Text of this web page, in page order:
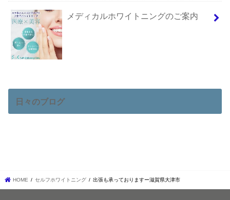
メディカルホワイトニングのご案内
日々のブログ
HOME セルフホワイトニング 出張も承っておりますー滋賀県大津市